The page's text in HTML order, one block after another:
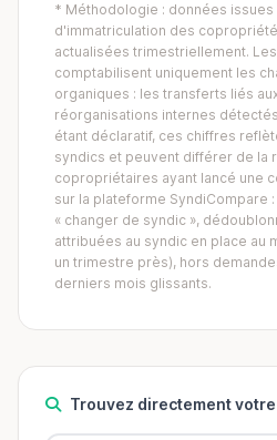
* Méthodologie : données
d'immatriculation des
actualisées trimestriellement.
comptabilisent uniquement les
organiques : les transferts liés
réorganisations internes
étant déclaratif, ces chiffres
syndics et peuvent différer de la
copropriétaires ayant lancé une
sur la plateforme SyndiCompare
« changer de syndic »,
attribuées au syndic en place au
un trimestre près), hors
derniers mois glissants.
Trouvez directement